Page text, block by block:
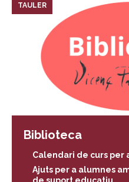
TAULER
Biblioteca
Calendari de curs per
Ajuts per a alumnes